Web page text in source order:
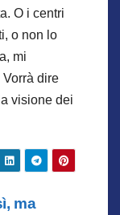
O i centri
o non lo
mi
dire
visione dei
ma